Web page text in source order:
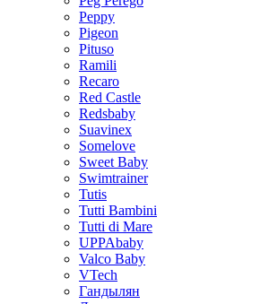
Peppy
Pigeon
Pituso
Ramili
Recaro
Red Castle
Redsbaby
Suavinex
Somelove
Sweet Baby
Swimtrainer
Tutis
Tutti Bambini
Tutti di Mare
UPPAbaby
Valco Baby
VTech
Гандылян